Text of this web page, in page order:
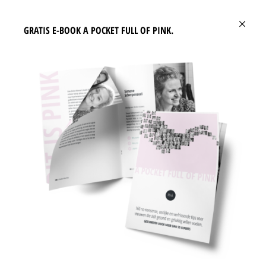
Cortisol heeft een negatieve werking op belangrijke processen in ons
lichaam. Ons lichaam is zo ingesteld dat het altijd op zoek is naar
balans. Als er sprake is van langdurige stress dan zetten we ons
lichaam in de overlevingsstand. We zijn zo geprogrammeerd dat het
‘verwerken’ van stresssituaties altijd voorrang krijgt boven alle andere
processen. Het enige dat je lichaam wil is er namelijk voor zorgen dat je
veilig bent. Het doet dat door de stressmechanismen vechten,
vluchten of bevriezen in te zetten. Dit zijn de vijf bekende nadelen van
Een gestrest leven en afvallen gaan niet samen. Tenzij je door
stress geen hap door je keel kunt krijgen ;).
Je schildklier kan vertragen. Je stofwisseling gaat een tandje
×
GRATIS E-BOOK A POCKET FULL OF PINK.